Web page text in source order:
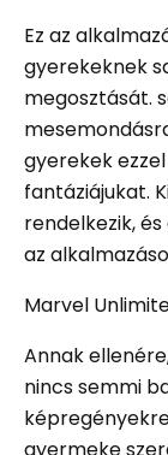
Ez az
gyerekeknek
megosztását.
gyerekek
fantáziájukat.
rendelkezik,
az
Marvel
Annak
nincs semmi
gyermeke